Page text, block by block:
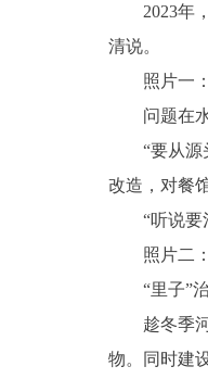
2023年，
清说。
照片一：
问题在水
“要从源头
改造，对餐
“听说要治
照片二：
“里子”治
趁冬季河
物。同时建